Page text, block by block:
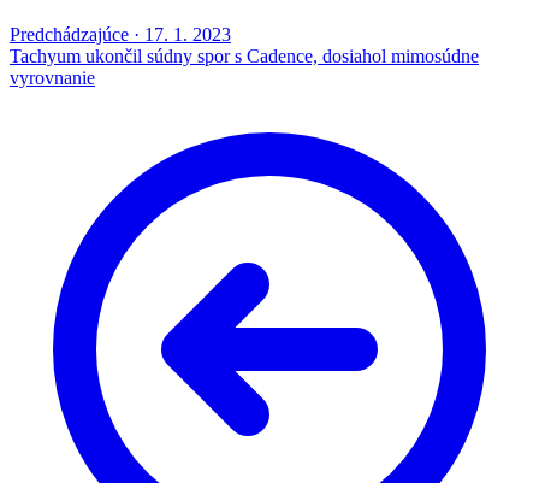
Predchádzajúce · 17. 1. 2023
Tachyum ukončil súdny spor s Cadence, dosiahol mimosúdne
vyrovnanie